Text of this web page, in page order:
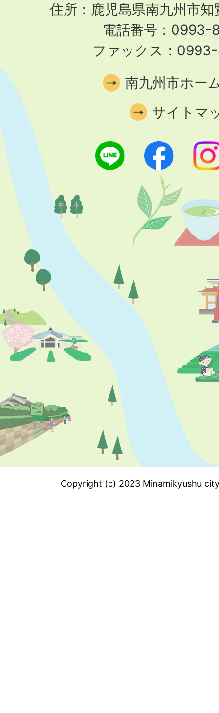
住所：鹿児島県南九州市
電話番号：0993-
ファックス：
南九州市ホー
サイトマ
Copyright (c) 2023 Minamikyushu